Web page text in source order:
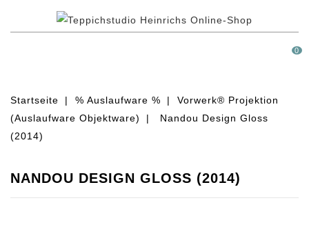
0
Startseite % Auslaufware %
Vorwerk® Projektion
(Auslaufware Objektware)
Nandou Design Gloss
(2014)
NANDOU DESIGN GLOSS (2014)